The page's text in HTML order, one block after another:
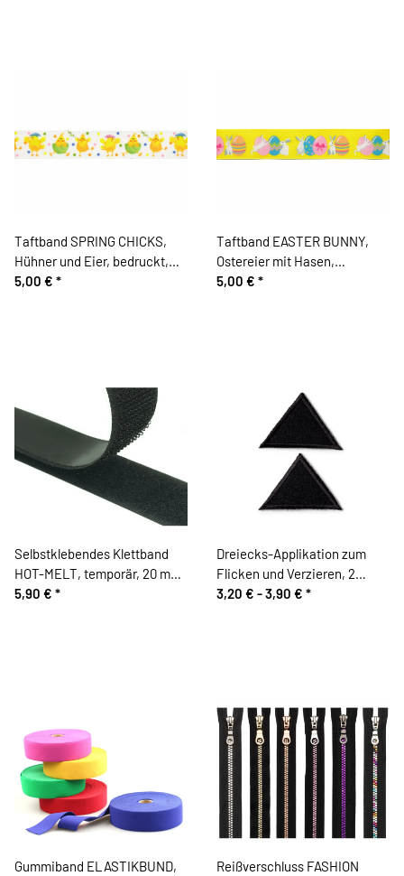
Taftband SPRING CHICKS,
Hühner und Eier, bedruckt,
Berisfords
5,00 € *
Taftband EASTER BUNNY,
Ostereier mit Hasen,
bedruckt, Berisfords
5,00 € *
Selbstklebendes Klettband
HOT-MELT, temporär, 20 mm,
weiß und schwarz
5,90 € *
Dreiecks-Applikation zum
Flicken und Verzieren, 2
Stück, Prym
3,20 € -3,90 € *
Gummiband ELASTIKBUND,
Reißverschluss FASHION